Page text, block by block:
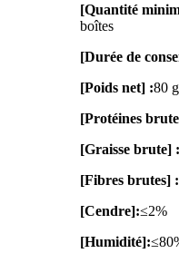
[Quantité
boîtes
[Durée de
[Poids net] :80
[Protéines
[Graisse brute] :
[Fibres brutes] :
[Cendre]:≤2%
[Humidité]: